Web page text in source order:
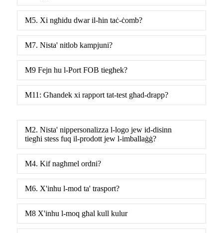
M5. Xi ngħidu dwar il-ħin taċ-ċomb?
M7. Nista' nitlob kampjuni?
M9 Fejn hu l-Port FOB tiegħek?
M11: Għandek xi rapport tat-test għad-drapp?
M2. Nista' nippersonalizza l-logo jew id-disinn
tiegħi stess fuq il-prodott jew l-imballaġġ?
M4. Kif nagħmel ordni?
M6. X'inhu l-mod ta' trasport?
M8 X'inhu l-moq għal kull kulur